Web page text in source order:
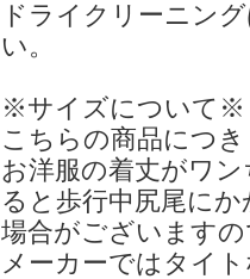
ドライクリーニン
い。
※サイズについて※
こちらの商品につ
お洋服の着丈がワ
ると歩行中尻尾に
場合がございます
メーカーではタイ